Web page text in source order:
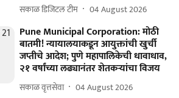
सकाळ डिजिटल टीम 04 August 2026
Pune Municipal Corporation: मोठी
बातमी! न्यायालयाकडून आयुक्तांची खुर्ची
जप्तीचे आदेश; पुणे महापालिकेची धावाधाव,
२१ वर्षांच्या लढ्यानंतर शेतकऱ्यांचा विजय
सकाळ वृत्तसेवा 04 August 2026